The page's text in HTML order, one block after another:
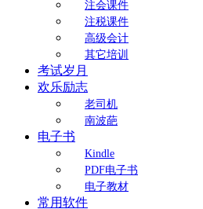
注会课件
注税课件
高级会计
其它培训
考试岁月
欢乐励志
老司机
南波葩
电子书
Kindle
PDF电子书
电子教材
常用软件